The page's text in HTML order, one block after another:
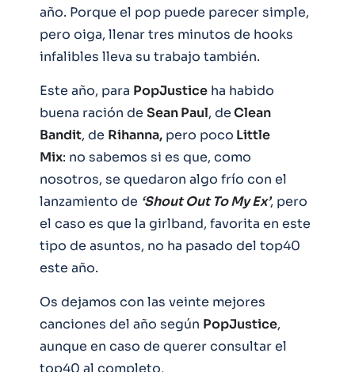
año. Porque el pop puede parecer simple,
pero oiga, llenar tres minutos de hooks
infalibles lleva su trabajo también.
Este año, para PopJustice ha habido
buena ración de Sean Paul, deClean
Bandit, de Rihanna, pero poco Little
Mix: no sabemos si es que, como
nosotros, se quedaron algo frío con el
lanzamiento de ‘Shout Out To My Ex’, pero
el caso es que la girlband, favorita en este
tipo de asuntos, no ha pasado del top40
este año.
Os dejamos con las veinte mejores
canciones del año según PopJustice,
aunque en caso de querer consultar el
top40 al completo,